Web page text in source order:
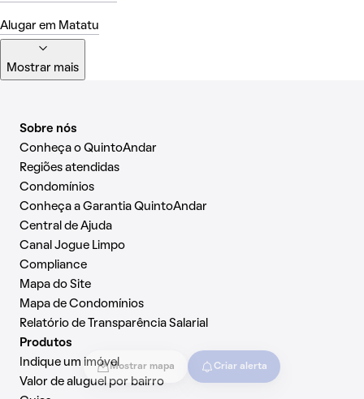
Mostrar mapa Criar alerta
Alugar em Matatu
Mostrar mais
Sobre nós
Conheça o QuintoAndar
Regiões atendidas
Condomínios
Conheça a Garantia QuintoAndar
Central de Ajuda
Canal Jogue Limpo
Compliance
Mapa do Site
Mapa de Condomínios
Relatório de Transparência Salarial
Produtos
Indique um imóvel
Valor de aluguel por bairro